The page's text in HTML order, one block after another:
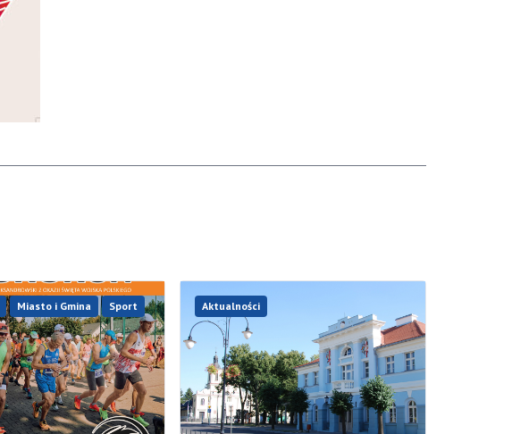
Miasto i Gmina Sport Aktualności